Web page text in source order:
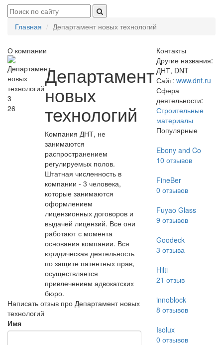
Главная Департамент новых технологий
О компании
3
26
Департамент
новых
технологий
Компания ДНТ, не
занимаются
распространением
регулируемых полов.
Штатная численность в
компании - 3 человека,
которые занимаются
оформлением
лицензионных договоров и
выдачей лицензий. Все они
работают с момента
основания компании. Вся
юридическая деятельность
по защите патентных прав,
осуществляется
привлечением адвокатских
бюро.
Написать отзыв про Департамент новых
технологий
Имя
Контакты
Другие названия:
ДНТ, DNT
Сайт: www.dnt.ru
Сфера
деятельности:
Строительные
материалы
Популярные
Ebony and Co
10 отзывов
FineBer
0 отзывов
Fuyao Glass
9 отзывов
Goodeck
3 отзыва
Hilti
21 отзыв
innoblock
8 отзывов
Isolux
0 отзывов